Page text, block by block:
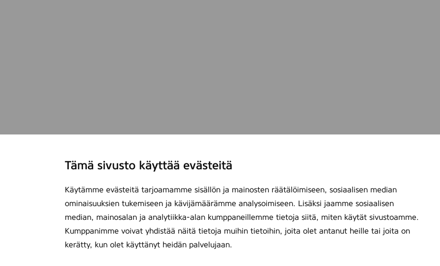
Tämä sivusto käyttää evästeitä
Käytämme evästeitä tarjoamamme sisällön ja mainosten räätälöimiseen, sosiaalisen median
ominaisuuksien tukemiseen ja kävijämäärämme analysoimiseen. Lisäksi jaamme sosiaalisen
median, mainosalan ja analytiikka-alan kumppaneillemme tietoja siitä, miten käytät sivustoamme.
Kumppanimme voivat yhdistää näitä tietoja muihin tietoihin, joita olet antanut heille tai joita on
kerätty, kun olet käyttänyt heidän palvelujaan.